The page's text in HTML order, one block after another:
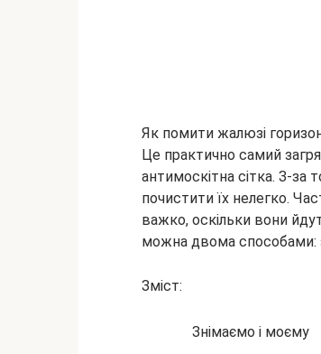
Як помити жалюзі
Це практично самий
антимоскітна сітка. З-за
почистити їх нелегко.
важко, оскільки вони
можна двома способами:
Зміст:
Знімаємо і моєму